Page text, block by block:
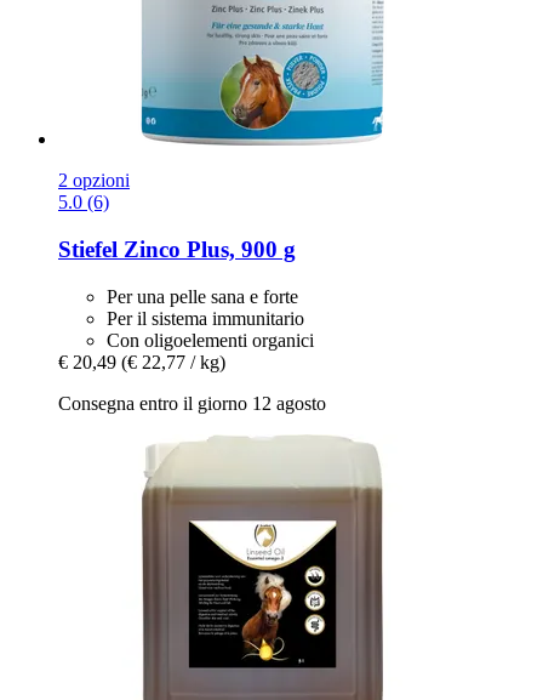
2 opzioni
5.0 (6)
Stiefel Zinco Plus, 900 g
Per una pelle sana e forte
Per il sistema immunitario
Con oligoelementi organici
€ 20,49 (€ 22,77 / kg)
Consegna entro il giorno 12 agosto